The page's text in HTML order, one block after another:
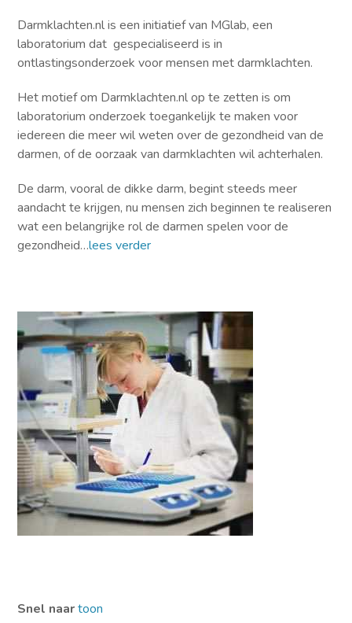
Darmklachten.nl is een initiatief van MGlab, een
laboratorium dat gespecialiseerd is in
ontlastingsonderzoek voor mensen met darmklachten.
Het motief om Darmklachten.nl op te zetten is om
laboratorium onderzoek toegankelijk te maken voor
iedereen die meer wil weten over de gezondheid van de
darmen, of de oorzaak van darmklachten wil achterhalen.
De darm, vooral de dikke darm, begint steeds meer
aandacht te krijgen, nu mensen zich beginnen te realiseren
wat een belangrijke rol de darmen spelen voor de
gezondheid…lees verder
Snel naar toon